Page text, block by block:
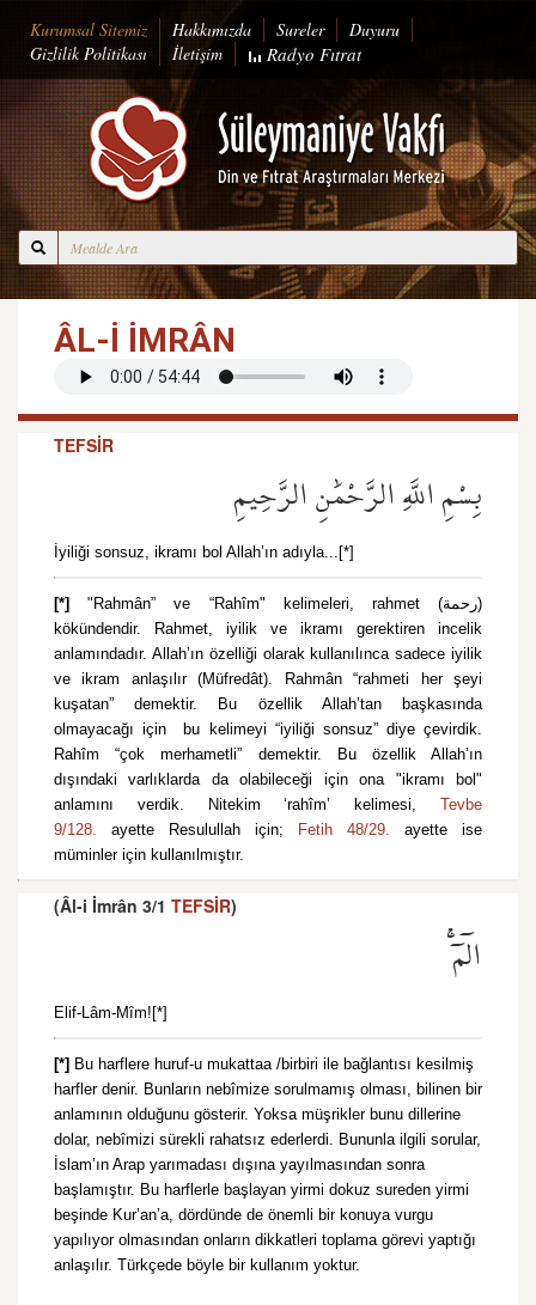
Kurumsal Sitemiz Hakkımızda Sureler
Duyuru
Gizlilik Politikası
İletişim Radyo Fıtrat
ÂL-İ İMRÂN
TEFSİR
بِسْمِ اللَّهِ الرَّحْمَٰنِ الرَّحِيمِ
İyiliği sonsuz, ikramı bol Allah’ın adıyla...[*]
[*]"Rahmân” ve “Rahîm" kelimeleri, rahmet (رحمة)
kökündendir. Rahmet, iyilik ve ikramı gerektiren incelik
anlamındadır. Allah’ın özelliği olarak kullanılınca sadece iyilik
ve ikram anlaşılır (Müfredât). Rahmân “rahmeti her şeyi
kuşatan” demektir. Bu özellik Allah’tan başkasında
olmayacağı için bu kelimeyi “iyiliği sonsuz” diye çevirdik.
Rahîm “çok merhametli” demektir. Bu özellik Allah’ın
dışındaki varlıklarda da olabileceği için ona "ikramı bol"
anlamını verdik. Nitekim ‘rahîm’ kelimesi, Tevbe
9/128. ayette Resulullah için; Fetih 48/29. ayette ise
müminler için kullanılmıştır.
(Âl-i İmrân 3/1 TEFSİR)
الٓمٓۚ
Elif-Lâm-Mîm![*]
[*] Bu harflere huruf-u mukattaa /birbiri ile bağlantısı kesilmiş
harfler denir. Bunların nebîmize sorulmamış olması, bilinen bir
anlamının olduğunu gösterir. Yoksa müşrikler bunu dillerine
dolar, nebîmizi sürekli rahatsız ederlerdi. Bununla ilgili sorular,
İslam’ın Arap yarımadası dışına yayılmasından sonra
başlamıştır. Bu harflerle başlayan yirmi dokuz sureden yirmi
beşinde Kur’an’a, dördünde de önemli bir konuya vurgu
yapılıyor olmasından onların dikkatleri toplama görevi yaptığı
anlaşılır. Türkçede böyle bir kullanım yoktur.